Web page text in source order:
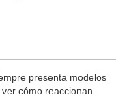
presenta modelos
cómo reaccionan.